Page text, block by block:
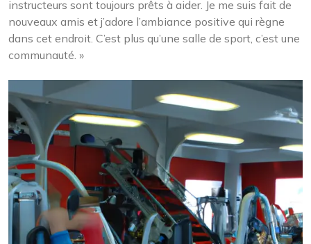
instructeurs sont toujours prêts à aider. Je me suis fait de
nouveaux amis et j’adore l’ambiance positive qui règne
dans cet endroit. C’est plus qu’une salle de sport, c’est une
communauté. »